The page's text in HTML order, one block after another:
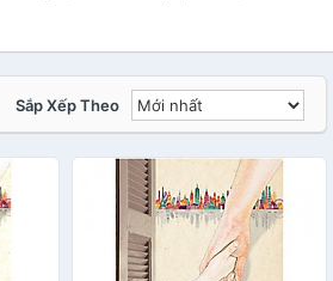
Sắp Xếp Theo